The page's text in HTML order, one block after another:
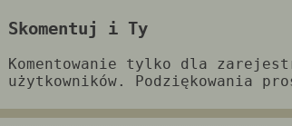
Skomentuj i Ty
Komentowanie tylko dla
użytkowników. Podziękowania